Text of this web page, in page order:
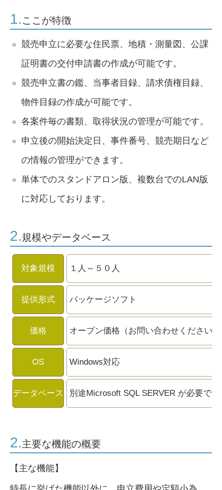
1.ここが特徴
競売申立に必要な住民票、地積・測量図、公課
証明書の交付申請書の作成が可能です。
競売申立書の鑑、当事者目録、請求債権目録、
物件目録の作成が可能です。
各案件毎の書類、取得状況の管理が可能です。
申立後の開始決定日、事件番号、競売期日など
の情報の管理ができます。
単体でのスタンドアロン版、複数台でのLAN版
に対応しております。
2.規模やデータベース
対象規模 １人～５０人
提供形式 パッケージソフト
価格 オープン価格（お問い合わせください）
OS Windows対応
データベース 別途Microsoft SQL SERVER が必要です
2.主要な機能の概要
【主な機能】